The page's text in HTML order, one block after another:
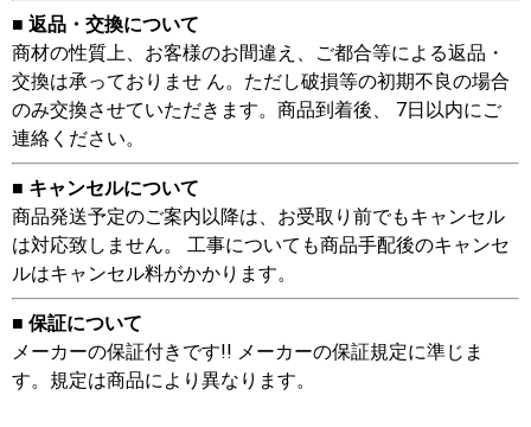
■ 返品・交換について
商材の性質上、お客様のお間違え、ご都合等による返品・
交換は承っておりませ ん。ただし破損等の初期不良の場合
のみ交換させていただきます。商品到着後、 7日以内にご
連絡ください。
■ キャンセルについて
商品発送予定のご案内以降は、お受取り前でもキャンセル
は対応致しません。 工事についても商品手配後のキャンセ
ルはキャンセル料がかかります。
■ 保証について
メーカーの保証付きです!! メーカーの保証規定に準じま
す。規定は商品により異なります。